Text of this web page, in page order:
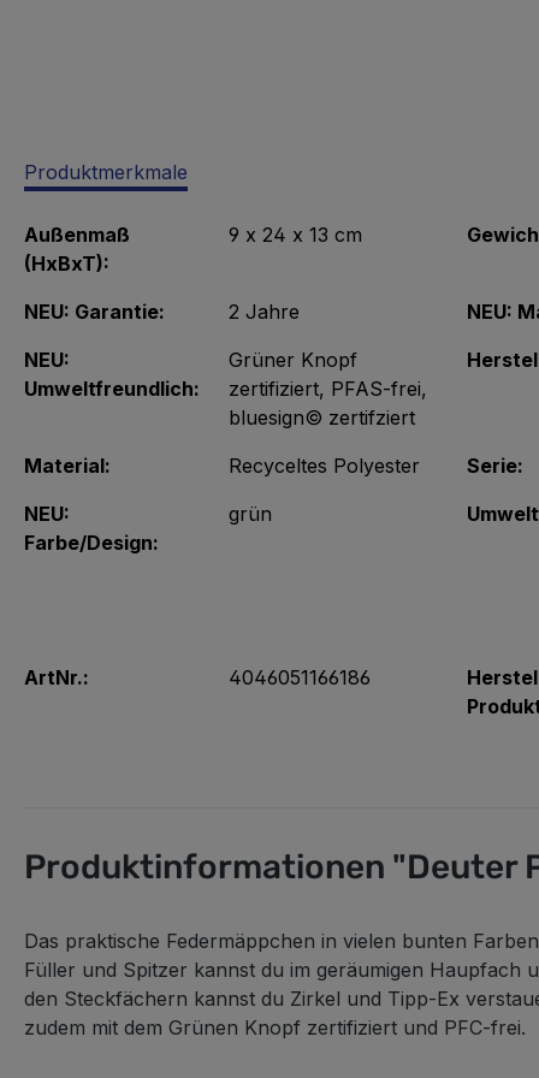
Produktmerkmale
Außenmaß
(HxBxT):
9 x 24 x 13 cm
NEU: Garantie: 2 Jahre NEU:
NEU:
Umweltfreundlich:
Grüner Knopf
zertifiziert, PFAS-frei,
bluesign© zertifziert
Material: Recyceltes Polyester Serie:
NEU:
Farbe/Design:
grün
ArtNr.:
4046051166186
Produktinformationen "Deuter
Das praktische Federmäppchen in vielen bunten
Füller und Spitzer kannst du im geräumigen Haupfach
den Steckfächern kannst du Zirkel und Tipp-Ex
zudem mit dem Grünen Knopf zertifiziert und PFC-frei.